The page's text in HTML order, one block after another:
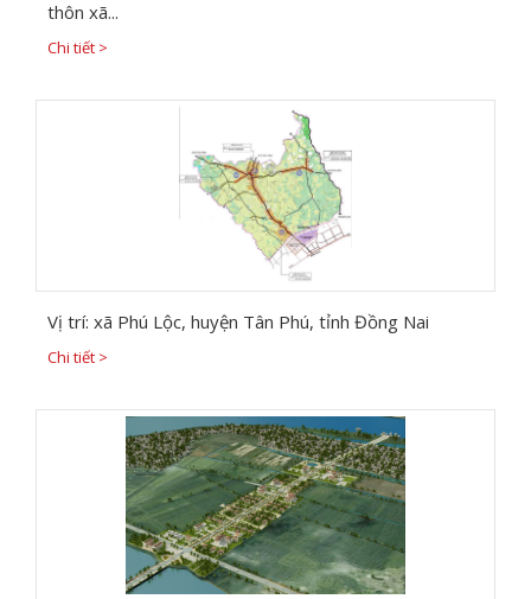
thôn xã...
Chi tiết >
Vị trí: xã Phú Lộc, huyện Tân Phú, tỉnh Đồng Nai
Chi tiết >